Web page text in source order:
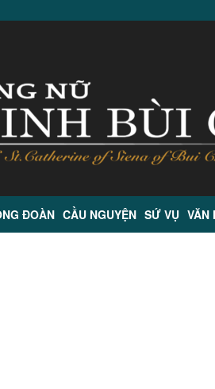
ĐOÀN CẦU NGUYỆN SỨ VỤ VĂN